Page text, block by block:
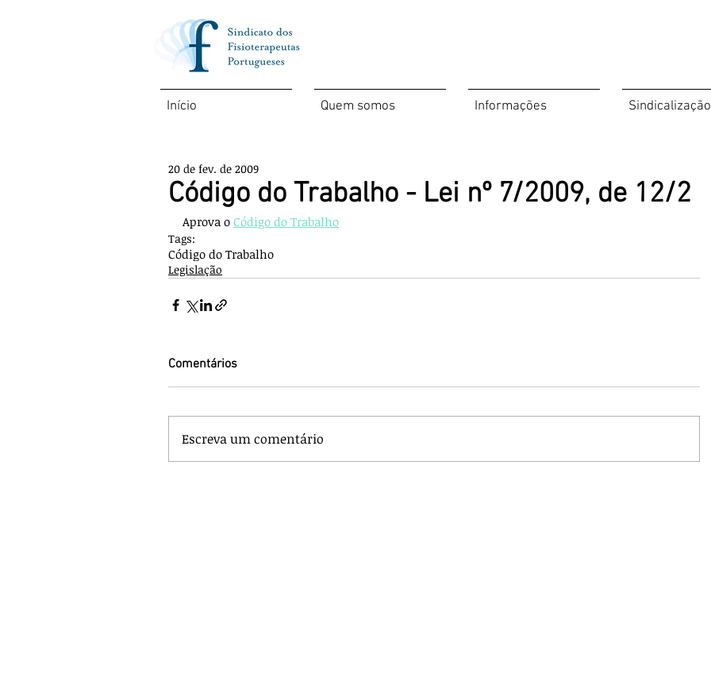
Início Quem somos Informações Sindicalização
Código do Trabalho - Lei nº 7/2009, de 12/2
20 de fev. de 2009
Aprova o Código do Trabalho
Tags:
Código do Trabalho
Legislação
Comentários
Escreva um comentário